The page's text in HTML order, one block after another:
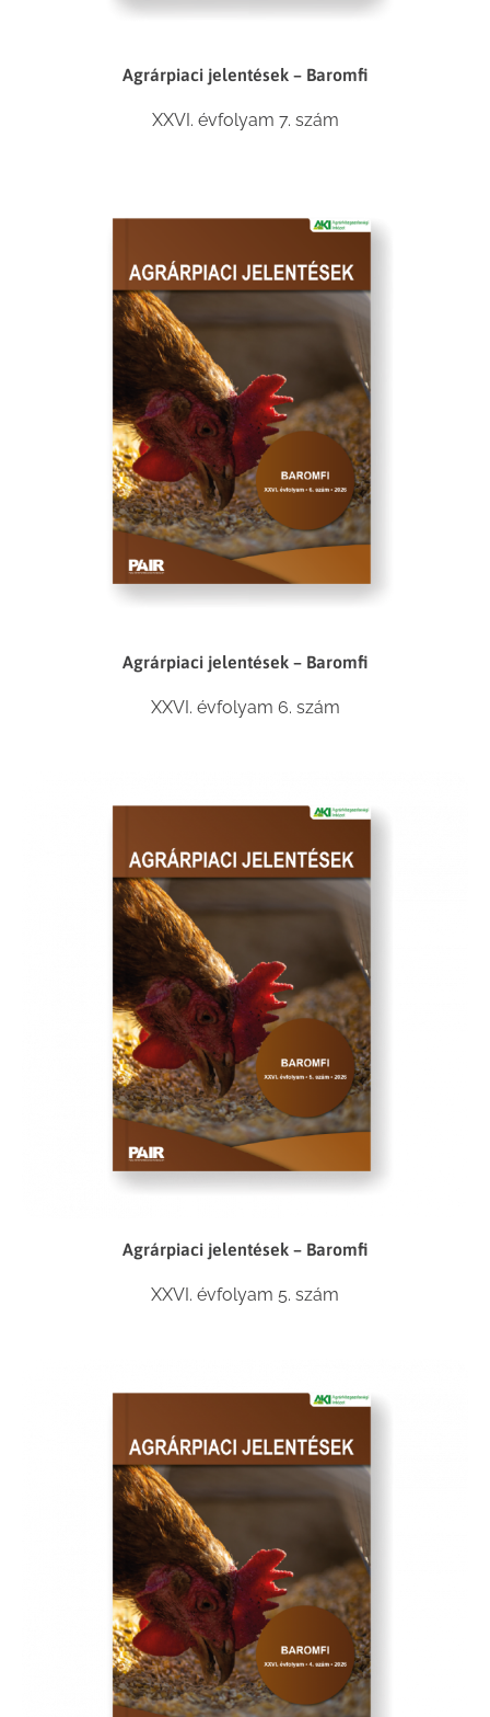
Agrárpiaci jelentések – Baromfi
XXVI. évfolyam 7. szám
Agrárpiaci jelentések – Baromfi
XXVI. évfolyam 6. szám
Agrárpiaci jelentések – Baromfi
XXVI. évfolyam 5. szám